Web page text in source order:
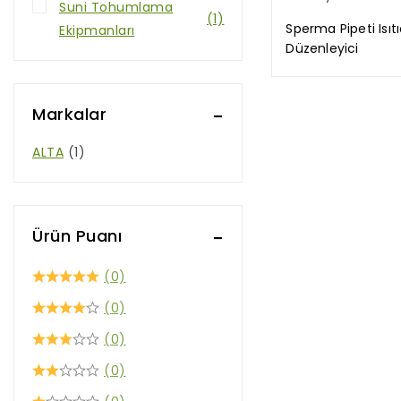
Sperma Pipeti
Düzenleyici
Suni Tohumlama
Ekipmanları
(1)
Markalar
ALTA (1)
Ürün Puanı
(0)
(0)
(0)
(0)